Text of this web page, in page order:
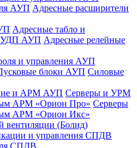
АУП Адресные расширители
Адресные табло и
УДП АУП Адресные релейные
и управления АУП
блоки АУП Силовые
и АРМ АУП Серверы и УРМ
АРМ «Орион Про» Серверы
АРМ «Орион Икс»
вентиляции (Болид)
и управления СПДВ
СПДВ